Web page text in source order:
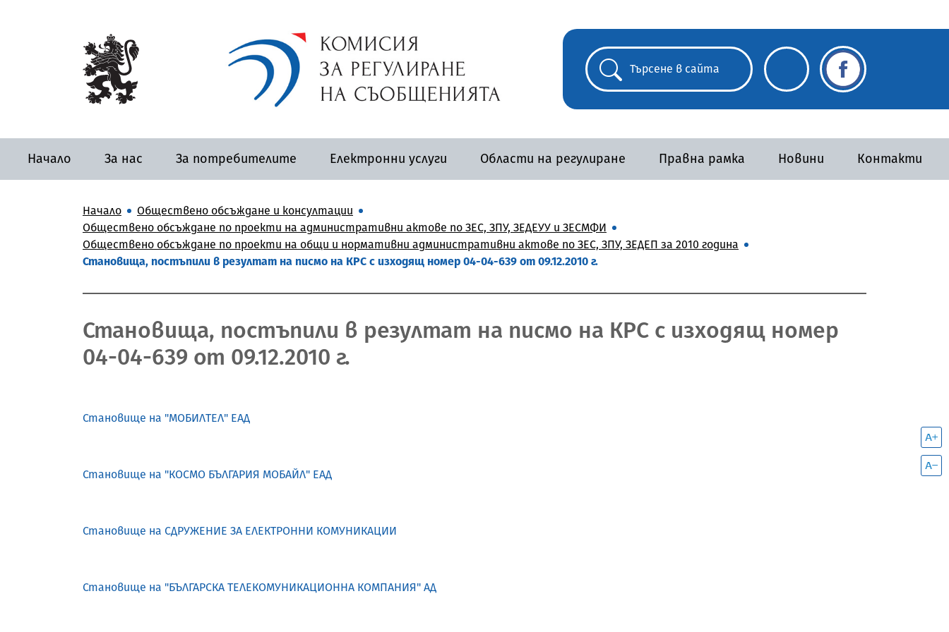
Начало За нас За потребителите Електронни услуги Области на регулиране Правна рамка Новини Контакти
Начало
Обществено обсъждане и консултации
Обществено обсъждане по проекти на административни актове по ЗЕС, ЗПУ, ЗЕДЕУУ и ЗЕСМФИ
Обществено обсъждане по проекти на общи и нормативни административни актове по ЗЕС, ЗПУ, ЗЕДЕП за 2010 година
Становища, постъпили в резултат на писмо на КРС с изходящ номер 04-04-639 от 09.12.2010 г.
Становища, постъпили в резултат на писмо на КРС с изходящ номер
04-04-639 от 09.12.2010 г.
Становище на "МОБИЛТЕЛ" ЕАД
Становище на "КОСМО БЪЛГАРИЯ МОБАЙЛ" ЕАД
Становище на СДРУЖЕНИЕ ЗА ЕЛЕКТРОННИ КОМУНИКАЦИИ
Становище на "БЪЛГАРСКА ТЕЛЕКОМУНИКАЦИОННА КОМПАНИЯ" АД